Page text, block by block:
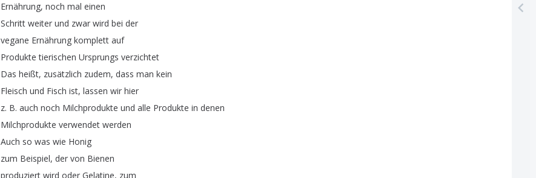
Ernährung, noch mal einen
Schritt weiter und zwar wird bei der
vegane Ernährung komplett auf
Produkte tierischen Ursprungs verzichtet
Das heißt, zusätzlich zudem, dass man kein
Fleisch und Fisch ist, lassen wir hier
z. B. auch noch Milchprodukte und alle Produkte in denen
Milchprodukte verwendet werden
Auch so was wie Honig
zum Beispiel, der von Bienen
produziert wird oder Gelatine, zum